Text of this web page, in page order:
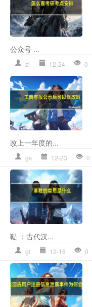
公众号 ...
zl 12-24 0
改上一年度的...
gs 12-23 0
鞮 ：古代汉...
gl 12-16 0